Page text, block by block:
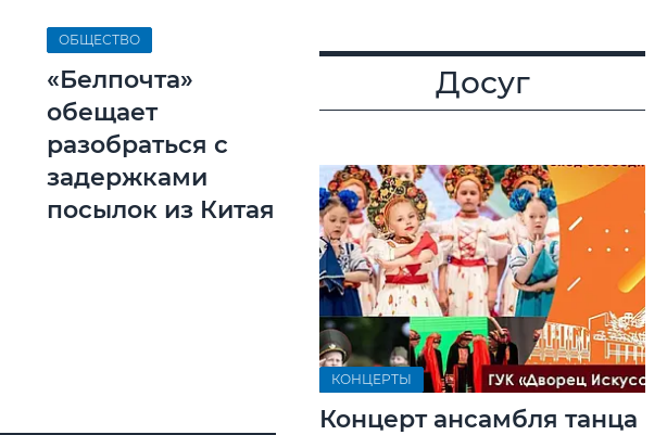
ОБЩЕСТВО
«Белпочта»
обещает
разобраться с
задержками
посылок из Китая
Досуг
КОНЦЕРТЫ
Концерт ансамбля танца